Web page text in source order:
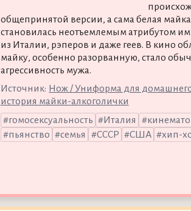
общепринятой версии, а сама белая
становилась неотъемлемым атрибутом
из Италии, рэперов и даже геев. В кино
майку, особенно разорванную, стало
агрессивность мужа.
Источник: Нож / Униформа для домашнего
история майки-алкоголички
гомосексуальность
Италия
пьянство
семья СССР США хип-